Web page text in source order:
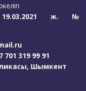
19.03.2021 ж. №
701 319 99 91
Шымкент